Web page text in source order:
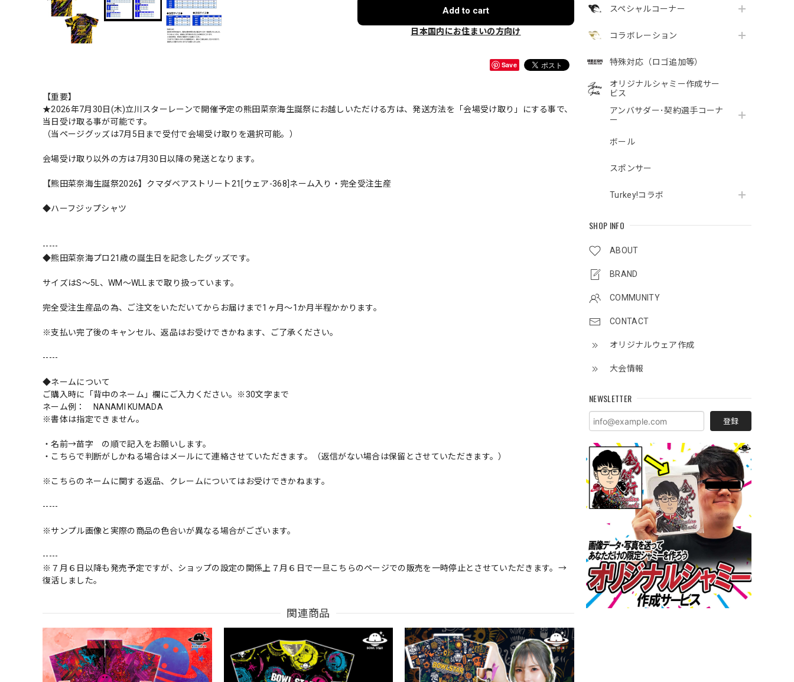
スペシャルコーナー
コラボレーション
特殊対応（ロゴ追加等）
オリジナルシャミー作成サー
ビス
アンバサダー･契約選手コーナ
ー
ボール
スポンサー
Turkey!コラボ
SHOP INFO
ABOUT
BRAND
COMMUNITY
CONTACT
オリジナルウェア作成
大会情報
NEWSLETTER
登録
Add to cart
日本国内にお住まいの方向け
Save
【重要】
★2026年7月30日(木)立川スターレーンで開催予定の熊田菜奈海生誕祭にお越しいただける方は、発送方法を「会場受け取り」にする事で、
当日受け取る事が可能です。
（当ページグッズは7月5日まで受付で会場受け取りを選択可能。）
会場受け取り以外の方は7月30日以降の発送となります。
【熊田菜奈海生誕祭2026】クマダベアストリート21[ウェア-368]ネーム入り・完全受注生産
◆ハーフジップシャツ
-----
◆熊田菜奈海プロ21歳の誕生日を記念したグッズです。
サイズはS〜5L、WM〜WLLまで取り扱っています。
完全受注生産品の為、ご注文をいただいてからお届けまで1ヶ月〜1か月半程かかります。
※支払い完了後のキャンセル、返品はお受けできかねます、ご了承ください。
-----
◆ネームについて
ご購入時に「背中のネーム」欄にご入力ください。※30文字まで
ネーム例： NANAMI KUMADA
※書体は指定できません。
・名前→苗字 の順で記入をお願いします。
・こちらで判断がしかねる場合はメールにて連絡させていただきます。（返信がない場合は保留とさせていただきます。）
※こちらのネームに関する返品、クレームについてはお受けできかねます。
-----
※サンプル画像と実際の商品の色合いが異なる場合がございます。
-----
※７月６日以降も発売予定ですが、ショップの設定の関係上７月６日で一旦こちらのページでの販売を一時停止とさせていただきます。→
復活しました。
関連商品